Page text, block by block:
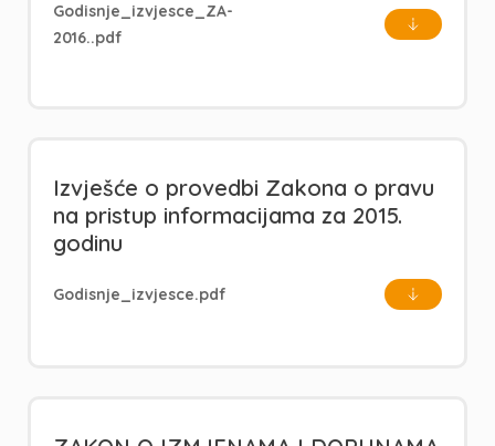
Godisnje_izvjesce_ZA-
2016..pdf
Izvješće o provedbi Zakona o pravu
na pristup informacijama za 2015.
godinu
Godisnje_izvjesce.pdf